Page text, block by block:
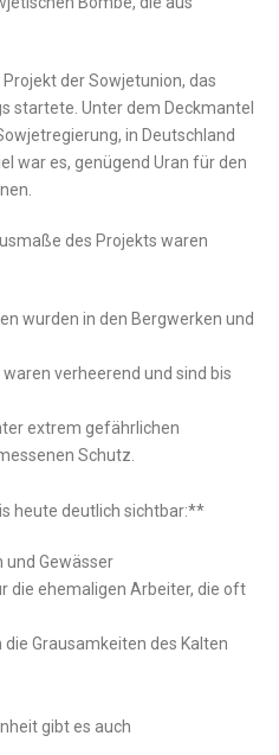
der ⁣Sowjetunion, das
startete. Unter dem‍ Deckmantel‍
in Deutschland
war es, genügend Uran ‌für den
des Projekts waren
wurden in den Bergwerken und
verheerend⁤ und sind bis
extrem gefährlichen
Schutz.
⁢heute deutlich sichtbar:**
Gewässer
die ehemaligen Arbeiter, die⁢ oft
⁤die Grausamkeiten des Kalten
gibt es auch‌